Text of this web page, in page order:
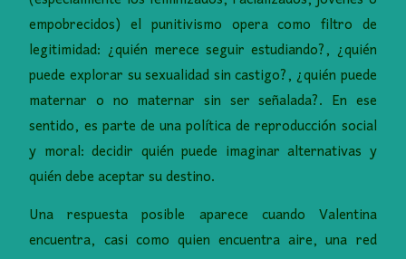
empobrecidos) el punitivismo opera como filtro de
legitimidad: ¿quién merece seguir estudiando?, ¿quién
puede explorar su sexualidad sin castigo?, ¿quién puede
maternar o no maternar sin ser señalada?. En ese
sentido, es parte de una política de reproducción social
y moral: decidir quién puede imaginar alternativas y
quién debe aceptar su destino.
Una respuesta posible aparece cuando Valentina
encuentra, casi como quien encuentra aire, una red